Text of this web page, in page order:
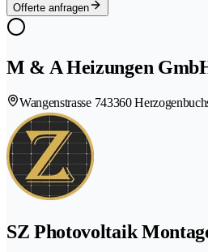
Offerte anfragen
M & A Heizungen
Wangenstrasse 743360
SZ Photovoltaik